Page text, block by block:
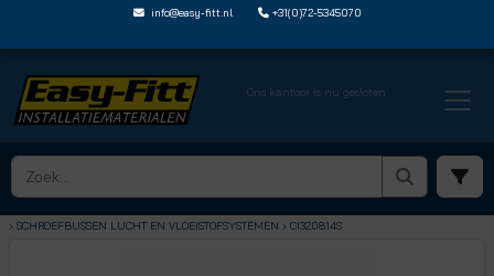
info@easy-fitt.nl +31(0)72-5345070
Ons kantoor is nu gesloten
HOME › SPEEDFIT LUCHT EN VLOEISTOFFEN
› SCHROEFBUSSEN LUCHT EN VLOEISTOFSYSTEMEN › CI320814S